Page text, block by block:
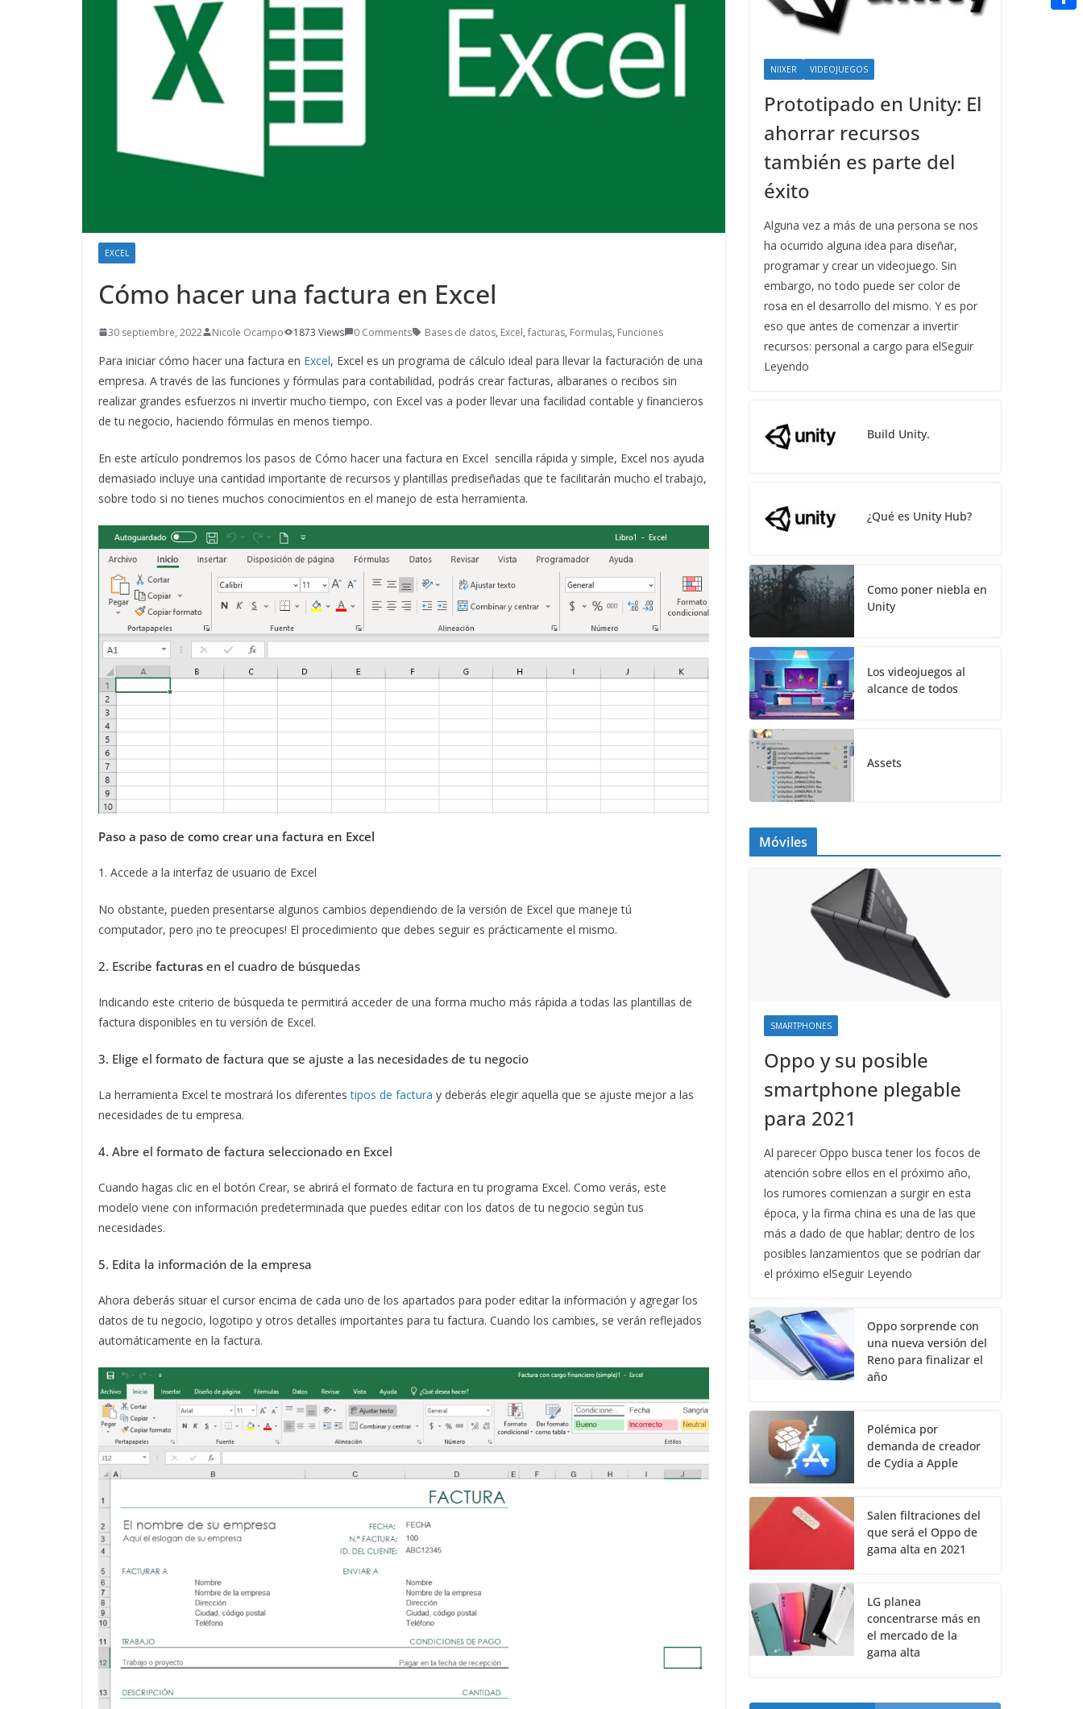
EXCEL
Cómo hacer una factura en Excel
30 septiembre, 2022 Nicole Ocampo 1873 Views 0 Comments Bases de datos, Excel, facturas, Formulas, Funciones
Para iniciar cómo hacer una factura en Excel, Excel es un programa de cálculo ideal para llevar la facturación de una
empresa. A través de las funciones y fórmulas para contabilidad, podrás crear facturas, albaranes o recibos sin
realizar grandes esfuerzos ni invertir mucho tiempo, con Excel vas a poder llevar una facilidad contable y financieros
de tu negocio, haciendo fórmulas en menos tiempo.
En este artículo pondremos los pasos de Cómo hacer una factura en Excel sencilla rápida y simple, Excel nos ayuda
demasiado incluye una cantidad importante de recursos y plantillas prediseñadas que te facilitarán mucho el trabajo,
sobre todo si no tienes muchos conocimientos en el manejo de esta herramienta.
Paso a paso de como crear una factura en Excel
1. Accede a la interfaz de usuario de Excel
No obstante, pueden presentarse algunos cambios dependiendo de la versión de Excel que maneje tú
computador, pero ¡no te preocupes! El procedimiento que debes seguir es prácticamente el mismo.
2. Escribe facturas en el cuadro de búsquedas
Indicando este criterio de búsqueda te permitirá acceder de una forma mucho más rápida a todas las plantillas de
factura disponibles en tu versión de Excel.
3. Elige el formato de factura que se ajuste a las necesidades de tu negocio
La herramienta Excel te mostrará los diferentestipos de factura y deberás elegir aquella que se ajuste mejor a las
necesidades de tu empresa.
4. Abre el formato de factura seleccionado en Excel
Cuando hagas clic en el botón Crear, se abrirá el formato de factura en tu programa Excel. Como verás, este
modelo viene con información predeterminada que puedes editar con los datos de tu negocio según tus
necesidades.
5. Edita la información de la empresa
Ahora deberás situar el cursor encima de cada uno de los apartados para poder editar la información y agregar los
datos de tu negocio, logotipo y otros detalles importantes para tu factura. Cuando los cambies, se verán reflejados
automáticamente en la factura.
NIIXER VIDEOJUEGOS
Prototipado en Unity: El
ahorrar recursos
también es parte del
éxito
Alguna vez a más de una persona se nos
ha ocurrido alguna idea para diseñar,
programar y crear un videojuego. Sin
embargo, no todo puede ser color de
rosa en el desarrollo del mismo. Y es por
eso que antes de comenzar a invertir
recursos: personal a cargo para elSeguir
Leyendo
Build Unity.
¿Qué es Unity Hub?
Como poner niebla en
Unity
Los videojuegos al
alcance de todos
Assets
Móviles
SMARTPHONES
Oppo y su posible
smartphone plegable
para 2021
Al parecer Oppo busca tener los focos de
atención sobre ellos en el próximo año,
los rumores comienzan a surgir en esta
época, y la firma china es una de las que
más a dado de que hablar; dentro de los
posibles lanzamientos que se podrían dar
el próximo elSeguir Leyendo
Oppo sorprende con
una nueva versión del
Reno para finalizar el
año
Polémica por
demanda de creador
de Cydia a Apple
Salen filtraciones del
que será el Oppo de
gama alta en 2021
LG planea
concentrarse más en
el mercado de la
gama alta
n
a